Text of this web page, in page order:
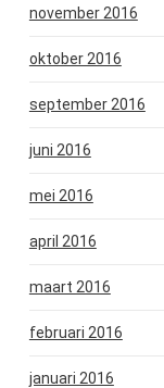
november 2016
oktober 2016
september 2016
juni 2016
mei 2016
april 2016
maart 2016
februari 2016
januari 2016